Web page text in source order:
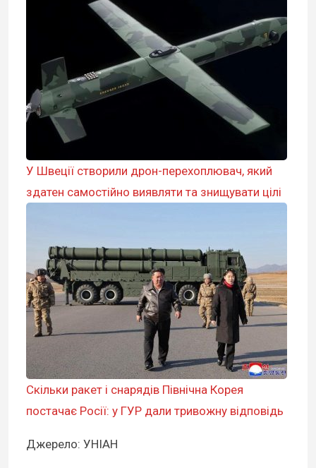
У Швеції створили дрон-перехоплювач, який
здатен самостійно виявляти та знищувати цілі
Скільки ракет і снарядів Північна Корея
постачає Росії: у ГУР дали тривожну відповідь
Джерело: УНІАН